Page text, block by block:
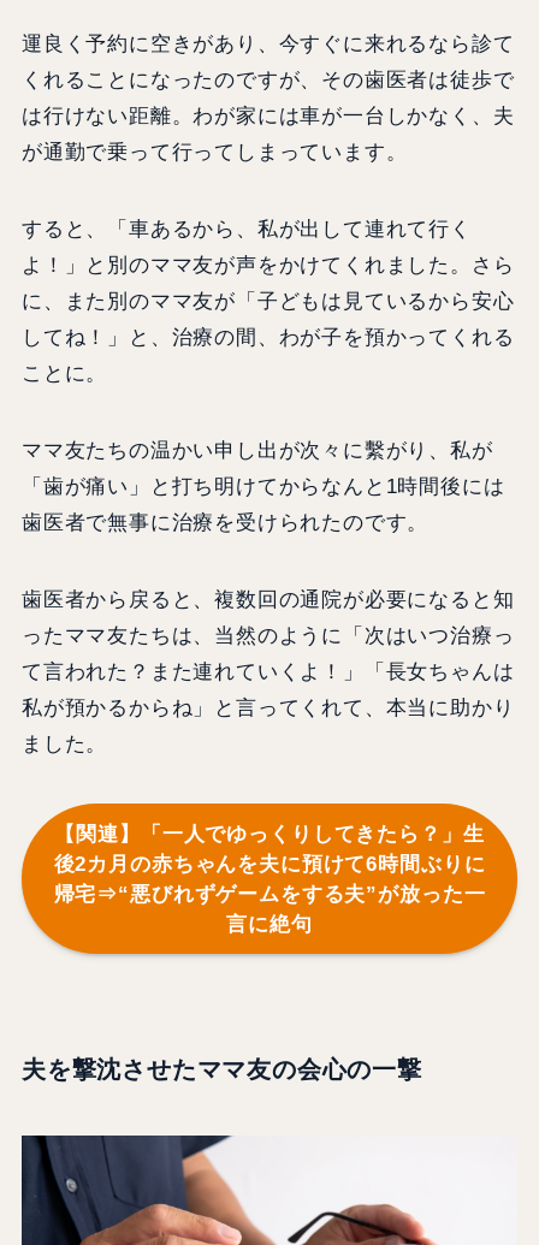
運良く予約に空きがあり、今すぐに来れるなら診て
くれることになったのですが、その歯医者は徒歩で
は行けない距離。わが家には車が一台しかなく、夫
が通勤で乗って行ってしまっています。
すると、「車あるから、私が出して連れて行く
よ！」と別のママ友が声をかけてくれました。さら
に、また別のママ友が「子どもは見ているから安心
してね！」と、治療の間、わが子を預かってくれる
ことに。
ママ友たちの温かい申し出が次々に繫がり、私が
「歯が痛い」と打ち明けてからなんと1時間後には
歯医者で無事に治療を受けられたのです。
歯医者から戻ると、複数回の通院が必要になると知
ったママ友たちは、当然のように「次はいつ治療っ
て言われた？また連れていくよ！」「長女ちゃんは
私が預かるからね」と言ってくれて、本当に助かり
ました。
【関連】「一人でゆっくりしてきたら？」生
後2カ月の赤ちゃんを夫に預けて6時間ぶりに
帰宅⇒“悪びれずゲームをする夫”が放った一
言に絶句
夫を撃沈させたママ友の会心の一撃